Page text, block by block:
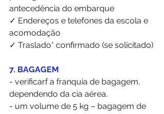
antecedência do embarque
✓ Endereços e telefones da escola e
acomodação
✓ Traslado* confirmado (se solicitado)
7. BAGAGEM
- verificarf a franquia de bagagem,
dependendo da cia aérea.
- um volume de 5 kg – bagagem de